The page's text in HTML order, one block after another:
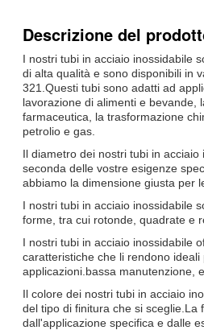
Descrizione del
I nostri tubi in acciaio inossidabile
di alta qualità e sono disponibili in
321.Questi tubi sono adatti ad
lavorazione di alimenti e bevande,
farmaceutica, la trasformazione
petrolio e gas.
Il diametro dei nostri tubi in acciaio
seconda delle vostre esigenze
abbiamo la dimensione giusta per
I nostri tubi in acciaio inossidabile
forme, tra cui rotonde, quadrate e
I nostri tubi in acciaio inossidabile
caratteristiche che li rendono ideali
applicazioni.bassa manutenzione,
Il colore dei nostri tubi in acciaio
del tipo di finitura che si sceglie.La
dall'applicazione specifica e dalle